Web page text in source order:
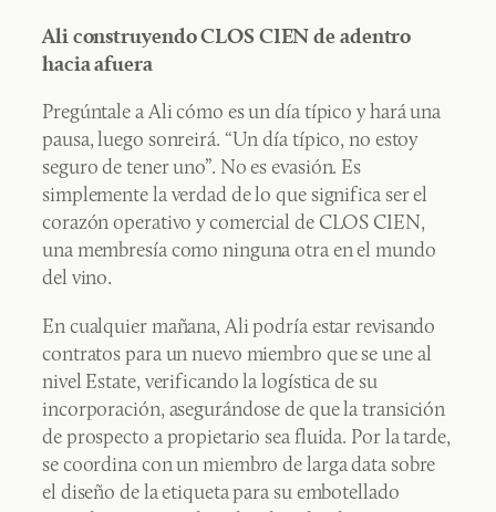
Ali construyendo CLOS CIEN de adentro
hacia afuera
Pregúntale a Ali cómo es un día típico y hará una
pausa, luego sonreirá. “Un día típico, no estoy
seguro de tener uno”. No es evasión. Es
simplemente la verdad de lo que significa ser el
corazón operativo y comercial de CLOS CIEN,
una membresía como ninguna otra en el mundo
del vino.
En cualquier mañana, Ali podría estar revisando
contratos para un nuevo miembro que se une al
nivel Estate, verificando la logística de su
incorporación, asegurándose de que la transición
de prospecto a propietario sea fluida. Por la tarde,
se coordina con un miembro de larga data sobre
el diseño de la etiqueta para su embotellado